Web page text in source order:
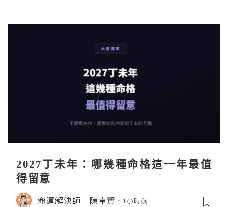
2027丁未年：哪幾種命格這一年最值
得留意
命運解決師｜陳卓賢 1小時前